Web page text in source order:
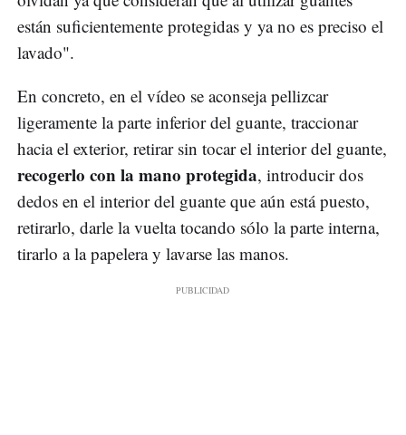
están suficientemente protegidas y ya no es preciso el
lavado".
En concreto, en el vídeo se aconseja pellizcar
ligeramente la parte inferior del guante, traccionar
hacia el exterior, retirar sin tocar el interior del guante,
recogerlo con la mano protegida, introducir dos
dedos en el interior del guante que aún está puesto,
retirarlo, darle la vuelta tocando sólo la parte interna,
tirarlo a la papelera y lavarse las manos.